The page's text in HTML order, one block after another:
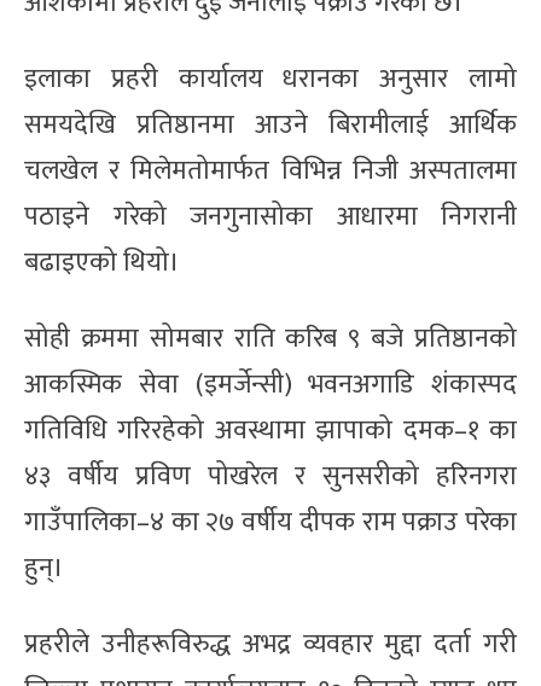
इलाका प्रहरी कार्यालय धरानका अनुसार लामो
समयदेखि प्रतिष्ठानमा आउने बिरामीलाई आर्थिक
चलखेल र मिलेमतोमार्फत विभिन्न निजी अस्पतालमा
पठाइने गरेको जनगुनासोका आधारमा निगरानी
बढाइएको थियो।
सोही क्रममा सोमबार राति करिब ९ बजे प्रतिष्ठानको
आकस्मिक सेवा (इमर्जेन्सी) भवनअगाडि शंकास्पद
गतिविधि गरिरहेको अवस्थामा झापाको दमक–१ का
४३ वर्षीय प्रविण पोखरेल र सुनसरीको हरिनगरा
गाउँपालिका–४ का २७ वर्षीय दीपक राम पक्राउ परेका
हुन्।
प्रहरीले उनीहरूविरुद्ध अभद्र व्यवहार मुद्दा दर्ता गरी